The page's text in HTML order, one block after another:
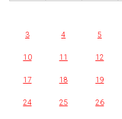
3 4 5
10 11 12
17 18 19
24 25 26